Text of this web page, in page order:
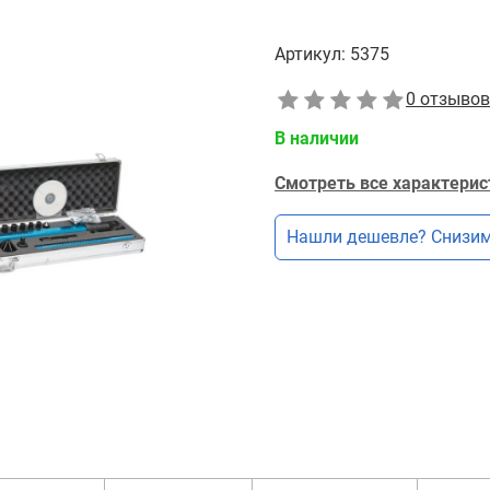
Артикул: 5375
0 отзывов
В наличии
Смотреть все
Нашли дешевле?